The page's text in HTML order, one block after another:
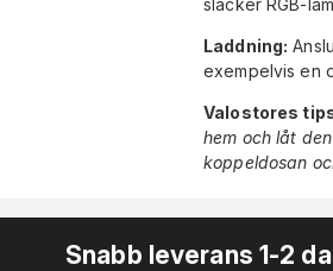
Laddning:
exempelvis en
Valostores
hem och låt
koppeldosan
Snabb leverans 1-2